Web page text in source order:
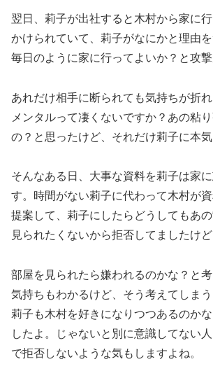
翌日、莉子が出社すると木村から家に
かけられていて、莉子がなにかと理由を
毎日のように家に行ってよいか？と攻撃
あれだけ相手に断られても気持ちが折
メンタルって凄くないですか？あの粘
の？と思ったけど、それだけ莉子に本気
そんなある日、大事な資料を莉子は家
す。時間がない莉子に代わって木村が
提案して、莉子にしたらどうしてもあ
見られたくないから拒否してましたけど
部屋を見られたら嫌われるのかな？と
気持ちもわかるけど、そう考えてしま
莉子も木村を好きになりつつあるのか
したよ。じゃないと別に意識してない
で拒否しないような気もしますよね。